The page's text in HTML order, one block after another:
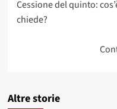
articolo
Cessione del quinto:
chiede?
Altre storie